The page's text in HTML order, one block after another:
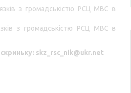
з громадськістю РСЦ МВС в
з громадськістю РСЦ МВС в
skz rsc_ nik@ukr.net